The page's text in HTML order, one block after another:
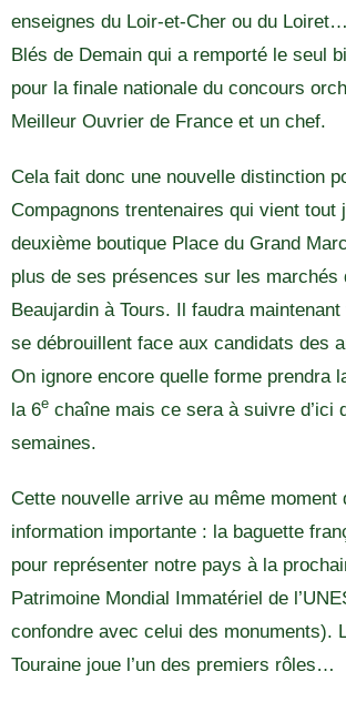
enseignes du Loir-et-Cher ou du
Blés de Demain qui a remporté le seul
pour la finale nationale du concours
Meilleur Ouvrier de France et un chef.
Cela fait donc une nouvelle distinction
Compagnons trentenaires qui vient tout
deuxième boutique Place du Grand
plus de ses présences sur les marchés
Beaujardin à Tours. Il faudra
se débrouillent face aux candidats des
On ignore encore quelle forme prendra
la 6e chaîne mais ce sera à suivre d’ici
semaines.
Cette nouvelle arrive au même moment
information importante : la baguette
pour représenter notre pays à la
Patrimoine Mondial Immatériel de
confondre avec celui des monuments).
Touraine joue l’un des premiers rôles…